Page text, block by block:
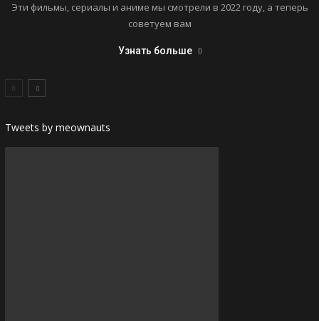
Эти фильмы, сериалы и аниме мы смотрели в 2022 году, а теперь
советуем вам
Узнать больше
Tweets by meownauts